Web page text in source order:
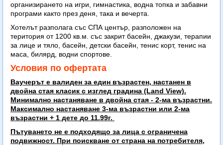
организирането на игри, гимнастика, водна топка и забавни
програми както през деня, така и вечерта.
Хотелът разполага със СПА център, разположен на
територия от 1200 кв.м. със закрит басейн, джакузи, терапии
за лице и тяло, басейн, детски басейн, тенис корт, тенис на
маса, билярд, водни спортове.
Условия по офертата
Ваучерът е валиден за един възрастен, настанен в
двойна стая класик с изглед градина (Land View).
Минимално настаняване в двойна стая - 2-ма възрастни.
Максимално настаняване 3-ма възрастни или 2-ма
възрастни + 1 дете до 11.99г.
Пътуването не е подходящо за лица с ограничена
подвижност. При поискване от страна на потребителя,